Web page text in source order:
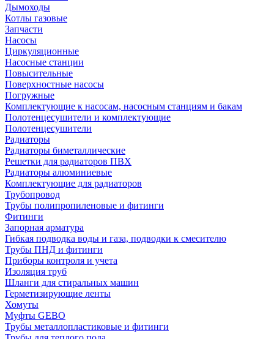
Дымоходы
Котлы газовые
Запчасти
Насосы
Циркуляционные
Насосные станции
Повысительные
Поверхностные насосы
Погружные
Комплектующие к насосам, насосным станциям и бакам
Полотенцесушители и комплектующие
Полотенцесушители
Радиаторы
Радиаторы биметаллические
Решетки для радиаторов ПВХ
Радиаторы алюминиевые
Комплектующие для радиаторов
Трубопровод
Трубы полипропиленовые и фитинги
Фитинги
Запорная арматура
Гибкая подводка воды и газа, подводки к смесителю
Трубы ПНД и фитинги
Приборы контроля и учета
Изоляция труб
Шланги для стиральных машин
Герметизирующие ленты
Хомуты
Муфты GEBO
Трубы металлопластиковые и фитинги